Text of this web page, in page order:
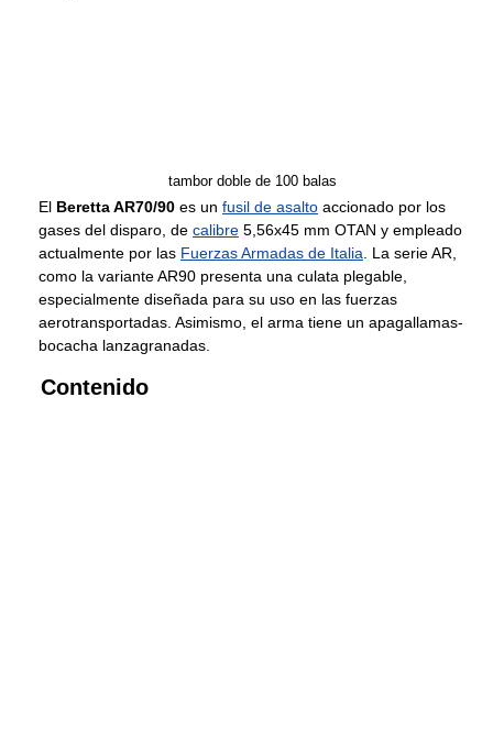
tambor doble de 100 balas
El Beretta AR70/90 es un fusil de asalto accionado por los
gases del disparo, de calibre 5,56x45 mm OTAN y empleado
actualmente por las Fuerzas Armadas de Italia . La serie AR,
como la variante AR90 presenta una culata plegable,
especialmente diseñada para su uso en las fuerzas
aerotransportadas. Asimismo, el arma tiene un apagallamas-
bocacha lanzagranadas.
Contenido